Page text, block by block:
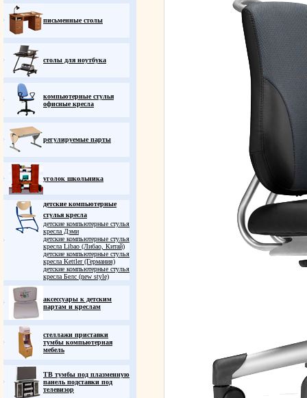
письменные столы
столы для ноутбука
компьютерные стулья
офисные кресла
регулируемые парты
уголок школьника
детские компьютерные
стулья кресла
детские компьютерные стулья
кресла Дэми
детские компьютерные стулья
кресла Libao (Либао, Китай)
детские компьютерные стулья
кресла Kettler (Германия)
детские компьютерные стулья
кресла Белс (new style)
аксессуары к детским
партам и креслам
стеллажи приставки
тумбы компьютерная
мебель
ТВ тумбы под плазменную
панель подставки под
телевизор